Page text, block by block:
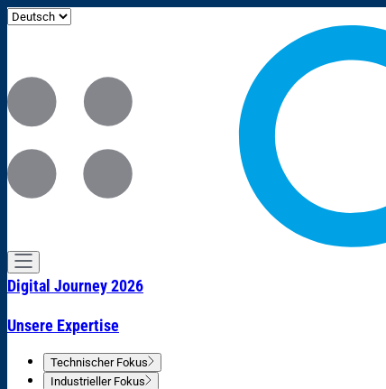
Digital Journey 2026
Unsere Expertise
Technischer Fokus
Industrieller Fokus